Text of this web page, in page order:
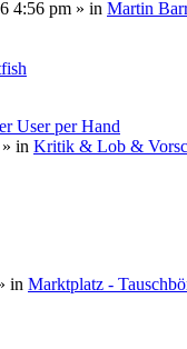
4:56 pm » in Martin
User per Hand
» in Kritik & Lob &
in Marktplatz -